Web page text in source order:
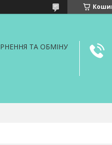
ТА ОБМІНУ